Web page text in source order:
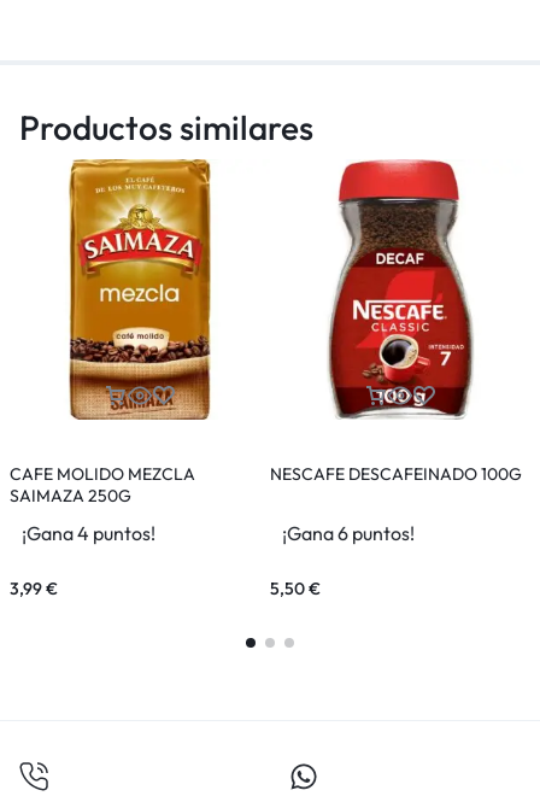
Productos similares
CAFE MOLIDO MEZCLA
SAIMAZA 250G
¡Gana 4 puntos!
3,99€
NESCAFE DESCAFEINADO 100G
¡Gana 6 puntos!
5,50€